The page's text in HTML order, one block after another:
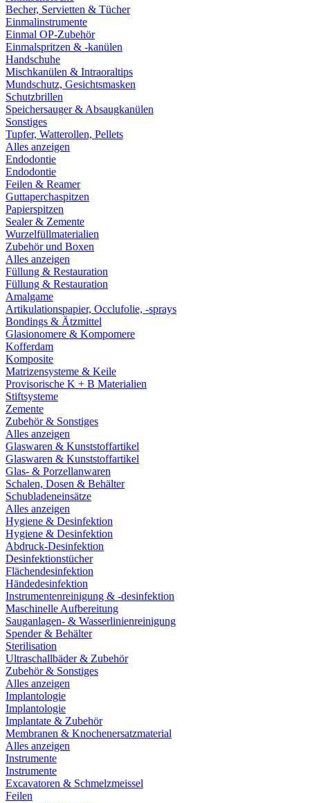
Becher, Servietten & Tücher
Einmalinstrumente
Einmal OP-Zubehör
Einmalspritzen & -kanülen
Handschuhe
Mischkanülen & Intraoraltips
Mundschutz, Gesichtsmasken
Schutzbrillen
Speichersauger & Absaugkanülen
Sonstiges
Tupfer, Watterollen, Pellets
Alles anzeigen
Endodontie
Endodontie
Feilen & Reamer
Guttaperchaspitzen
Papierspitzen
Sealer & Zemente
Wurzelfüllmaterialien
Zubehör und Boxen
Alles anzeigen
Füllung & Restauration
Füllung & Restauration
Amalgame
Artikulationspapier, Occlufolie, -sprays
Bondings & Ätzmittel
Glasionomere & Kompomere
Kofferdam
Komposite
Matrizensysteme & Keile
Provisorische K + B Materialien
Stiftsysteme
Zemente
Zubehör & Sonstiges
Alles anzeigen
Glaswaren & Kunststoffartikel
Glaswaren & Kunststoffartikel
Glas- & Porzellanwaren
Schalen, Dosen & Behälter
Schubladeneinsätze
Alles anzeigen
Hygiene & Desinfektion
Hygiene & Desinfektion
Abdruck-Desinfektion
Desinfektionstücher
Flächendesinfektion
Händedesinfektion
Instrumentenreinigung & -desinfektion
Maschinelle Aufbereitung
Sauganlagen- & Wasserlinienreinigung
Spender & Behälter
Sterilisation
Ultraschallbäder & Zubehör
Zubehör & Sonstiges
Alles anzeigen
Implantologie
Implantologie
Implantate & Zubehör
Membranen & Knochenersatzmaterial
Alles anzeigen
Instrumente
Instrumente
Excavatoren & Schmelzmeissel
Feilen